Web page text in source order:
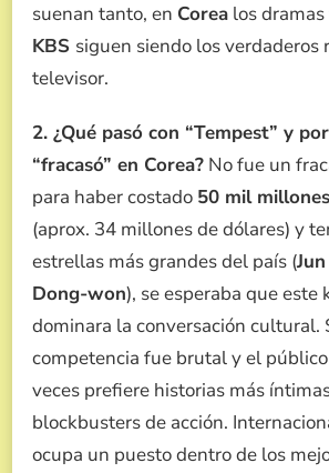
suenan tanto, en Corea los
KBS siguen siendo los verdaderos
televisor.
2. ¿Qué pasó con “Tempest” y
“fracasó” en Corea? No fue un
para haber costado 50 mil
(aprox. 34 millones de dólares) y
estrellas más grandes del país (
Dong-won), se esperaba que este
dominara la conversación cultural.
competencia fue brutal y el
veces prefiere historias más
blockbusters de acción.
ocupa un puesto dentro de los